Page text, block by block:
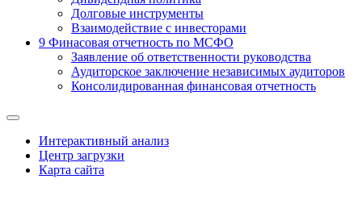
Долговые инструменты
Взаимодействие с инвеcторами
9 Финасовая отчетность по МСФО
Заявление об ответственности руководства
Аудиторское заключение независимых аудиторов
Консолидированная финансовая отчетность
Интерактивный анализ
Центр загрузки
Карта сайта